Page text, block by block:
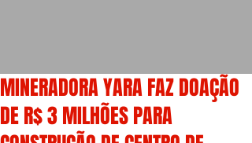
MINERADORA YARA FAZ DOAÇÃO
DE R$ 3 MILHÕES PARA